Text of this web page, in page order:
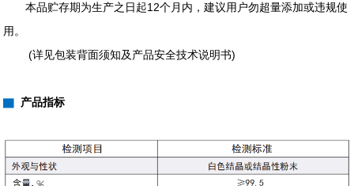
本品贮存期为生产之日起12个月内，建议用户勿超量添加或违规使
用。
(详见包装背面须知及产品安全技术说明书)
▇ 产品指标